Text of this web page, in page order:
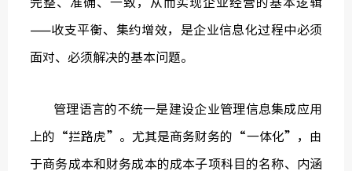
——收支平衡、集约增效，是企业信息化过程中必须
面对、必须解决的基本问题。
管理语言的不统一是建设企业管理信息集成应用
上的“拦路虎”。尤其是商务财务的“一体化”，由
于商务成本和财务成本的成本子项科目的名称、内涵